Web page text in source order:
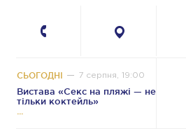
СЬОГОДНІ 7 серпня, 19:00
Вистава «Секс на пляжі — не
тільки коктейль»